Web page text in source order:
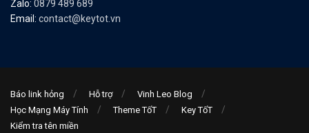
Zalo: 0879 489 689
Email: contact@keytot.vn
Báo link hỏng Hỗ trợ
Vinh Leo Blog
Học Mạng Máy Tính
Theme TốT
Key TốT
Kiểm tra tên miền